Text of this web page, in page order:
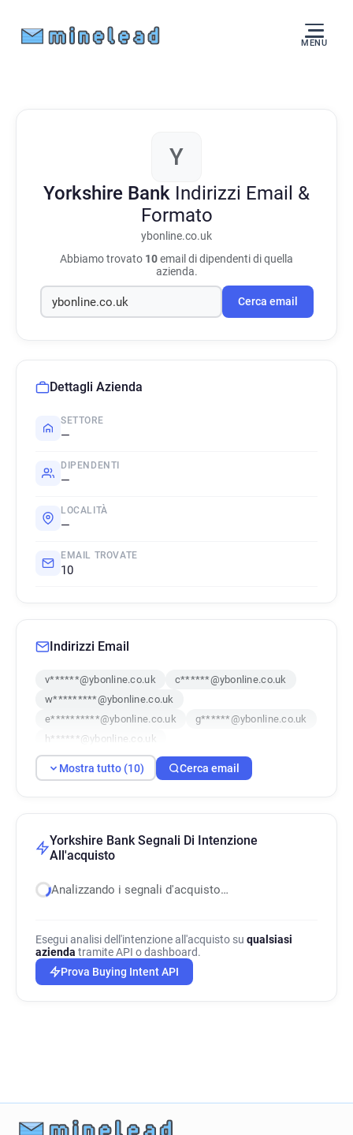
MENU
Y
Yorkshire Bank Indirizzi Email &
Formato
ybonline.co.uk
Abbiamo trovato 10email di dipendenti di quella
azienda.
Cerca email
Dettagli Azienda
SETTORE
—
DIPENDENTI
—
LOCALITÀ
—
EMAIL TROVATE
10
Indirizzi Email
v******@ybonline.co.uk
c******@ybonline.co.uk
w*********@ybonline.co.uk
e**********@ybonline.co.uk
g******@ybonline.co.uk
h******@ybonline.co.uk
f***********@ybonline.co.uk
z*******@ybonline.co.uk
j*****@ybonline.co.uk
Mostra tutto (10) Cerca email
Yorkshire Bank Segnali Di Intenzione
All'acquisto
Analizzando i segnali d'acquisto…
Esegui analisi dell'intenzione all'acquisto su qualsiasi
azienda tramite API o dashboard.
Prova Buying Intent API